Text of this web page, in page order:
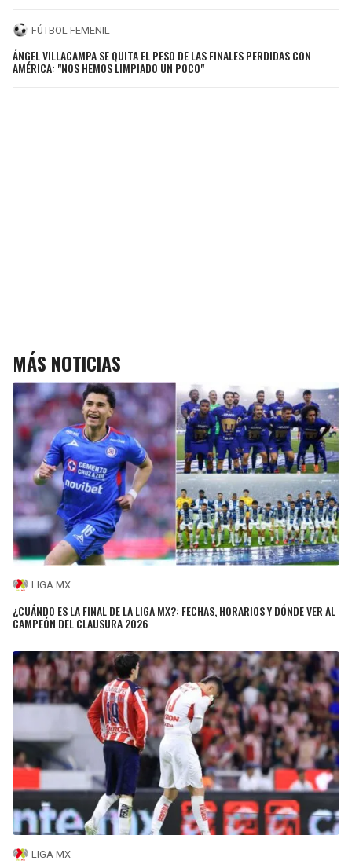
FÚTBOL FEMENIL
ÁNGEL VILLACAMPA SE QUITA EL PESO DE LAS FINALES PERDIDAS CON
AMÉRICA: "NOS HEMOS LIMPIADO UN POCO"
MÁS NOTICIAS
LIGA MX
¿CUÁNDO ES LA FINAL DE LA LIGA MX?: FECHAS, HORARIOS Y DÓNDE VER AL
CAMPEÓN DEL CLAUSURA 2026
LIGA MX